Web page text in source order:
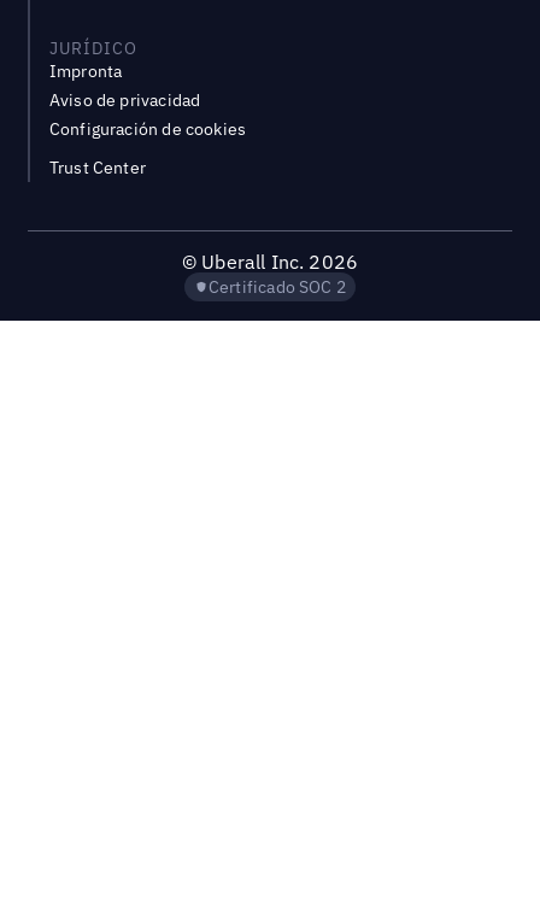
JURÍDICO
Impronta
Aviso de privacidad
Configuración de cookies
Trust Center
© Uberall Inc. 2026
Certificado SOC 2